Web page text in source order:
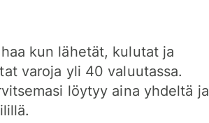
kun lähetät, kulutat ja
varoja yli 40 valuutassa.
löytyy aina yhdeltä ja